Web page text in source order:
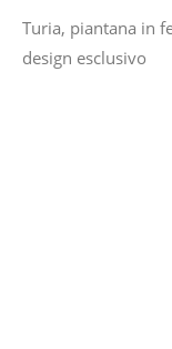
Turia, piantana in
design esclusivo